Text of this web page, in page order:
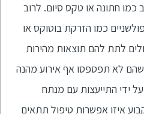
כמו חתונה או טקס סיום. לרוב
כמו הזרקת בוטוקס או
לתת להם תוצאות מהירות
לא תפספסו אף אירוע מהנה
ידי התייעצות עם מנתח
איזו אפשרות טיפול תתאים